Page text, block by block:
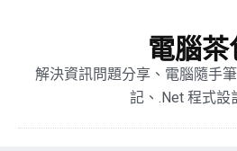
電腦茶
解決資訊問題分享、電腦隨手
記、.Net 程式設